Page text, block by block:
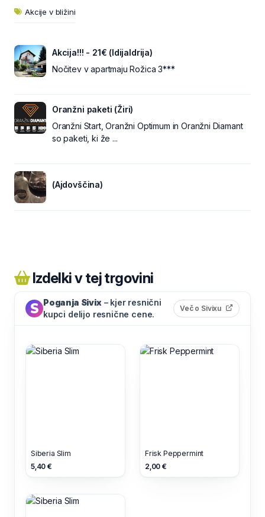
Akcije v bližini
Akcija!!! - 21€ (IdijaIdrija)
Nočitev v apartmaju Rožica 3***
Oranžni paketi (Žiri)
Oranžni Start, Oranžni Optimum in Oranžni Diamant
so paketi, ki že ...
(Ajdovščina)
Izdelki v tej trgovini
Poganja Sivix – kjer resnični
kupci delijo resnične cene.
Več o Sivixu (odpre
Siberia Slim
5,40 €
Frisk Peppermint
2,00 €